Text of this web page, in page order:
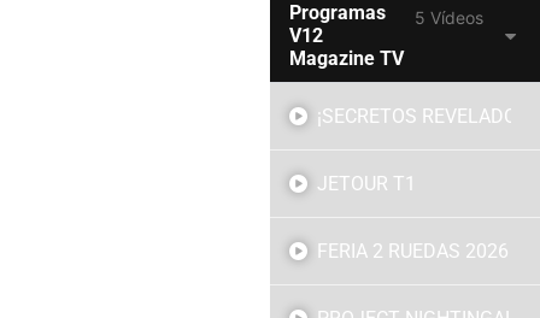
Programas
V12
Magazine TV
5 Vídeos
¡SECRETOS REVELADOS!
JETOUR T1
FERIA 2 RUEDAS 2026